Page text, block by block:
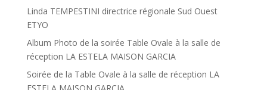
Linda TEMPESTINI directrice régionale Sud Ouest
ETYO
Album Photo de la soirée Table Ovale à la salle de
réception LA ESTELA MAISON GARCIA
Soirée de la Table Ovale à la salle de réception LA